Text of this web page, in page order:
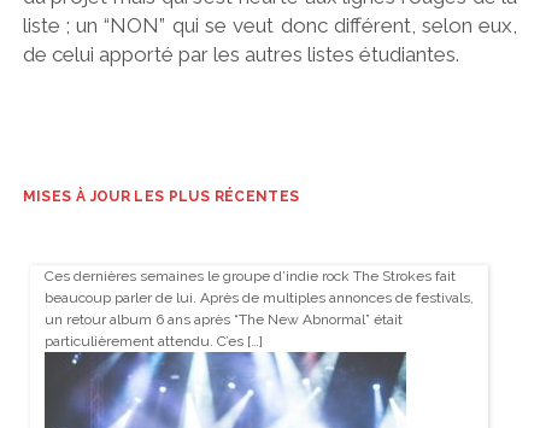
liste ; un “NON” qui se veut donc différent, selon eux,
de celui apporté par les autres listes étudiantes.
MISES À JOUR LES PLUS RÉCENTES
Ces dernières semaines le groupe d’indie rock The Strokes fait
beaucoup parler de lui. Après de multiples annonces de festivals,
un retour album 6 ans après “The New Abnormal” était
particulièrement attendu. C’es […]